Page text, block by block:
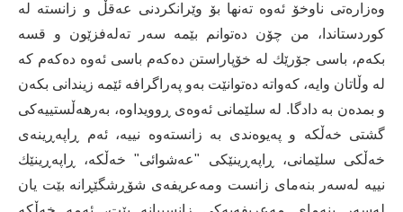
وه‌زاره‌تی ناوخۆ ئه‌وه‌ ته‌نها بۆ وێرانكردنی عه‌قڵ و زانسته‌ له‌
كوردستاندا، من چۆن ده‌توانم بێمه‌ سه‌ر ته‌له‌فزێون و قسه‌
بكه‌م، باسی جۆرێك له‌ خۆپاراستن ده‌كه‌م باسی ئه‌وه‌ ده‌كه‌م كه‌
له‌ وڵاتان وایه‌، كه‌واته‌ ده‌توانێت به‌و په‌راگرافه‌ ئێمه‌ زیندانی بكه‌ن
و بمده‌ن به‌ دادگا. له‌ سلێمانی ئه‌وه‌ی ڕوویداوه‌، به‌رهه‌ڵستییه‌كی
گشتی خه‌ڵكه‌ و په‌یوه‌ندی به‌ زانسته‌وه‌ نییه‌، ئه‌م ڕاپه‌ڕینه‌ی
خه‌ڵكی سلێمانی، ڕاپه‌ڕینێكی "عه‌شوائی" خه‌ڵكه‌، ڕاپه‌ڕینێك
نییه‌ له‌سه‌ر بنه‌مای زانست ومه‌عریفه‌ی شۆڕشگێڕانه‌ بێت یان